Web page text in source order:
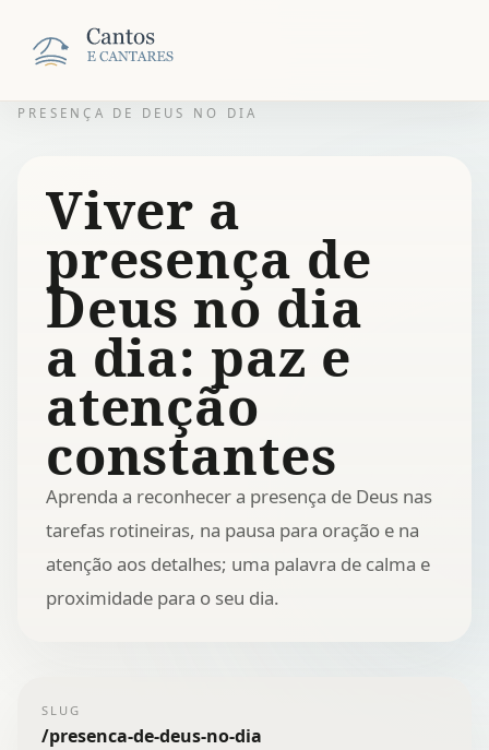
PRESENÇA DE DEUS NO DIA
Viver a
presença de
Deus no dia
a dia: paz e
atenção
constantes
Aprenda a reconhecer a presença de Deus nas
tarefas rotineiras, na pausa para oração e na
atenção aos detalhes; uma palavra de calma e
proximidade para o seu dia.
SLUG
/presenca-de-deus-no-dia